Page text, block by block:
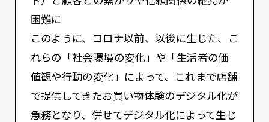
困難に
このように、コロナ以前、以後に生じた、こ
れらの「社会環境の変化」や「生活者の価
値観や行動の変化」によって、これまで店舗
で提供してきたお買い物体験のデジタル化が
急務となり、併せてデジタル化によって生じ